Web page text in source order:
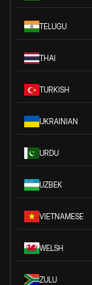
TELUGU
THAI
TURKISH
UKRAINIAN
URDU
UZBEK
VIETNAMESE
WELSH
ZULU